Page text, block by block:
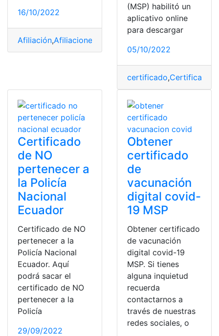
16/10/2022
Afiliación,Afiliaciones
(MSP) habilitó un
aplicativo online
para descargar
05/10/2022
certificado,Certificados
Certificado
de NO
pertenecer a
la Policía
Nacional
Ecuador
Certificado de NO
pertenecer a la
Policía Nacional
Ecuador. Aquí
podrá sacar el
certificado de NO
pertenecer a la
Policía
29/09/2022
Obtener
certificado
de
vacunación
digital covid-
19 MSP
Obtener certificado
de vacunación
digital covid-19
MSP. Si tienes
alguna inquietud
recuerda
contactarnos a
través de nuestras
redes sociales, o